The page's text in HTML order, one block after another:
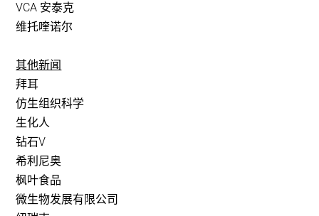
VCA 安泰克
维托喹诺尔
其他新闻
拜耳
仿生组织科学
生化人
钻石V
希利尼奥
枫叶食品
微生物发展有限公司